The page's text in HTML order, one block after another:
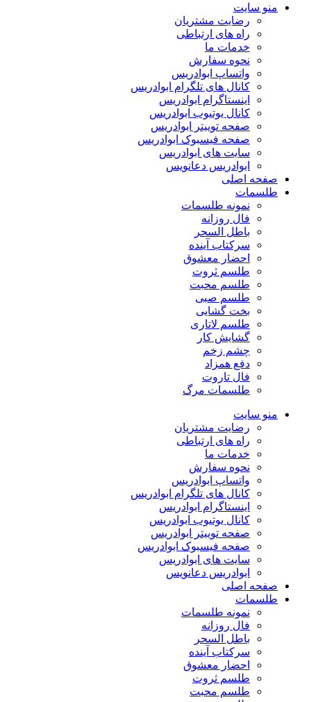
منو سایت
رضایت مشتریان
راه های ارتباطی
خدمات ما
نحوه سفارش
واتساپ ابوادریس
کانال های تلگرام ابوادریس
اینستاگرام ابوادریس
کانال یوتیوب ابوادریس
صفحه توییتر ابوادریس
صفحه فیسبوک ابوادریس
سایت های ابوادریس
ابوادریس دعانویس
صفحه اصلی
طلسمات
نمونه طلسمات
فال روزانه
باطل السحر
سرکتاب آینده
احضار معشوق
طلسم ثروت
طلسم محبت
طلسم صبی
بخت گشایی
طلسم لاتاری
گشایش کار
چشم زخم
دفع همزاد
فال تاروت
طلسمات مرگ
منو سایت
رضایت مشتریان
راه های ارتباطی
خدمات ما
نحوه سفارش
واتساپ ابوادریس
کانال های تلگرام ابوادریس
اینستاگرام ابوادریس
کانال یوتیوب ابوادریس
صفحه توییتر ابوادریس
صفحه فیسبوک ابوادریس
سایت های ابوادریس
ابوادریس دعانویس
صفحه اصلی
طلسمات
نمونه طلسمات
فال روزانه
باطل السحر
سرکتاب آینده
احضار معشوق
طلسم ثروت
طلسم محبت